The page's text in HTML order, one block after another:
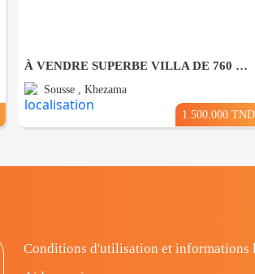
À VENDRE SUPERBE VILLA DE 760 m² À KHZEMA OUEST
Sousse , Khezama
1.500.000 TND
Conditions d'utilisation et informations